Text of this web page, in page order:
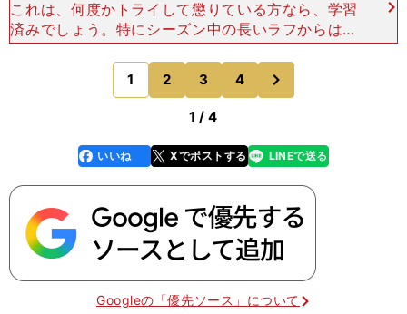
これは、何度かトライして懲りている方なら、学習
済みでしょう。特にシーズン中の長いラフからは、
ウッドでは出ません！ というか、当たらないで
す。 そもそも、ラフは芝生が長く生えている"ハ
ザード"であり
1 2 3 4
のページへ
1 / 4
faceboo
k
いいね Xでポストする
line LINEで送る
Googleの「優先ソース」について